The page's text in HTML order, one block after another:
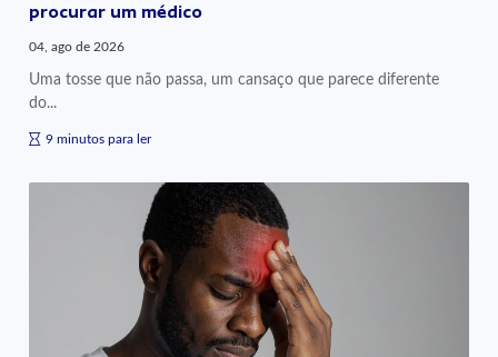
procurar um médico
04, ago de 2026
Uma tosse que não passa, um cansaço que parece diferente
do...
9 minutos para ler